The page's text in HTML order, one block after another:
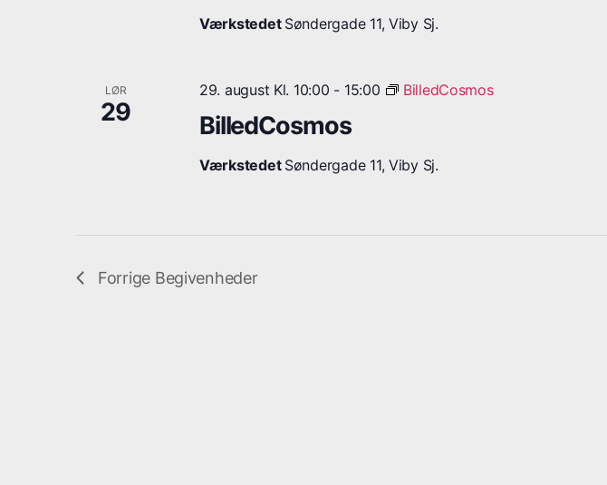
Værkstedet Søndergade 11, Viby Sj.
LØR
29
29. august Kl. 10:00 - 15:00 BilledCosmos
BilledCosmos
Værkstedet Søndergade 11, Viby Sj.
Forrige Begivenheder